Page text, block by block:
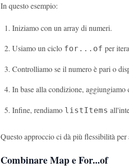
In questo esempio:
Iniziamo con un array di numeri.
Usiamo un ciclo for...of per
Controlliamo se il numero è pari o
In base alla condizione,
Infine, rendiamo listItems
Questo approccio ci dà più flessibilità
Combinare Map e For...of